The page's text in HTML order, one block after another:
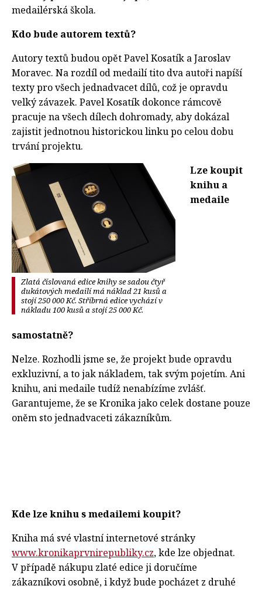
medailérská škola.
Kdo bude autorem textů?
Autory textů budou opět Pavel Kosatík a Jaroslav
Moravec. Na rozdíl od medailí tito dva autoři napíší
texty pro všech jednadvacet dílů, což je opravdu
velký závazek. Pavel Kosatík dokonce rámcově
pracuje na všech dílech dohromady, aby dokázal
zajistit jednotnou historickou linku po celou dobu
trvání projektu.
Zlatá číslovaná edice knihy se sadou čtyř
dukátových medailí má náklad 21 kusů a
stojí 250 000 Kč. Stříbrná edice vychází v
nákladu 100 kusů a stojí 25 000 Kč.
Lze koupit
knihu a
medaile
samostatně?
Nelze. Rozhodli jsme se, že projekt bude opravdu
exkluzivní, a to jak nákladem, tak svým pojetím. Ani
knihu, ani medaile tudíž nenabízíme zvlášť.
Garantujeme, že se Kronika jako celek dostane pouze
oněm sto jednadvaceti zákazníkům.
Kde lze knihu s medailemi koupit?
Kniha má své vlastní internetové stránky
www.kronikaprvnirepubliky.cz, kde lze objednat.
V případě nákupu zlaté edice ji doručíme
zákazníkovi osobně, i když bude pocházet z druhé